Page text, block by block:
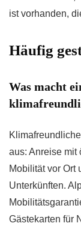
ist vorhanden,
Häufig
Was macht
aus: Anreise mit
Mobilität vor Ort
Unterkünften.
Gästekarten für